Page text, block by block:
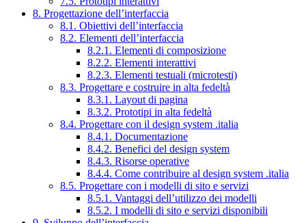
8. Progettazione dell’interfaccia
8.1. Obiettivi dell’interfaccia
8.2. Elementi dell’interfaccia
8.2.1. Elementi di composizione
8.2.2. Elementi interattivi
8.2.3. Elementi testuali (microtesti)
8.3. Progettare e costruire in alta fedeltà
8.3.1. Layout di pagina
8.3.2. Prototipi in alta fedeltà
8.4. Progettare con il design system .italia
8.4.1. Documentazione
8.4.2. Benefici del design system
8.4.3. Risorse operative
8.4.4. Come contribuire al design system .italia
8.5. Progettare con i modelli di sito e servizi
8.5.1. Vantaggi dell’utilizzo dei modelli
8.5.2. I modelli di sito e servizi disponibili